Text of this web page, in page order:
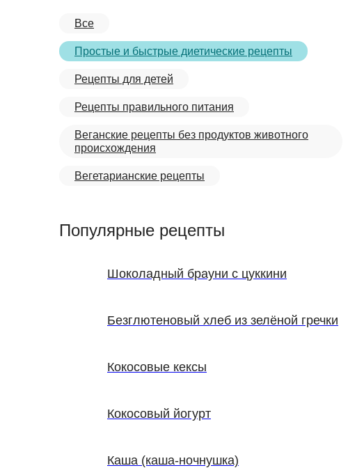
Все
Простые и быстрые диетические рецепты
Рецепты для детей
Рецепты правильного питания
Веганские рецепты без продуктов животного
происхождения
Вегетарианские рецепты
Популярные рецепты
Шоколадный брауни с цуккини
Безглютеновый хлеб из зелёной гречки
Кокосовые кексы
Кокосовый йогурт
Каша (каша-ночнушка)